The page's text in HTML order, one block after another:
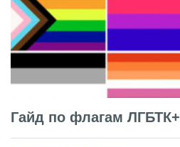
Гайд по флагам